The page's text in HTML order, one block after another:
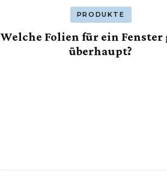
PRODUKTE
Welche Folien für ein Fenster
überhaupt?